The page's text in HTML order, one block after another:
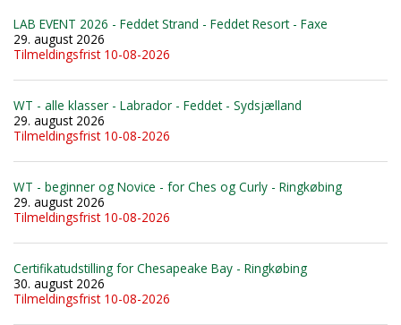
LAB EVENT 2026 - Feddet Strand - Feddet Resort - Faxe
29. august 2026
Tilmeldingsfrist 10-08-2026
WT - alle klasser - Labrador - Feddet - Sydsjælland
29. august 2026
Tilmeldingsfrist 10-08-2026
WT - beginner og Novice - for Ches og Curly - Ringkøbing
29. august 2026
Tilmeldingsfrist 10-08-2026
Certifikatudstilling for Chesapeake Bay - Ringkøbing
30. august 2026
Tilmeldingsfrist 10-08-2026